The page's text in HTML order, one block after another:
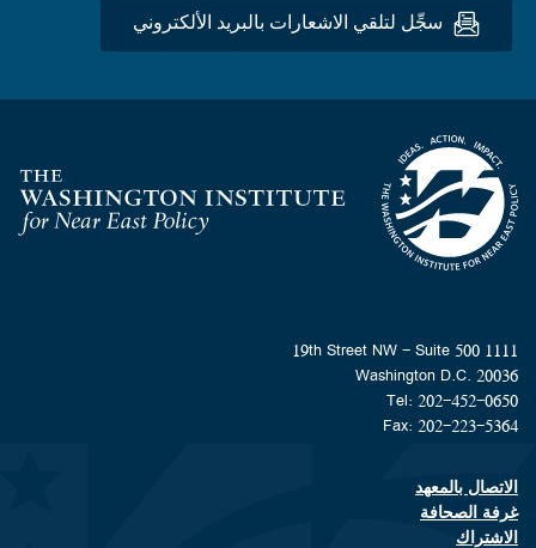
سجِّل لتلقي الاشعارات بالبريد الألكتروني
Homepage
1111 19th Street NW - Suite 500
Washington D.C. 20036
Tel: 202-452-0650
Fax: 202-223-5364
Footer contact links
الاتصال بالمعهد
غرفة الصحافة
الاشتراك